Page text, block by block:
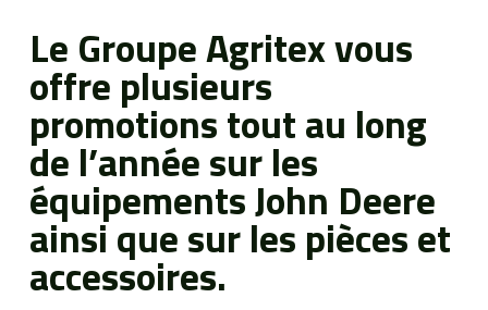
Le Groupe Agritex vous
offre plusieurs
promotions tout au long
de l’année sur les
équipements John Deere
ainsi que sur les pièces et
accessoires.
Boutique
Portail client
À propos
Promotions